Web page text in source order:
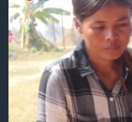
ទៅ​
ទំព័រ​
រចនា
សម្ព័ន្ធ​
រំលង​
ចូល​
វិទ្យុ / ផតខាសថ៍
កម្មវិធីទាំងអស់
Khmer English
បណ្តាញ​សង្គម
No media